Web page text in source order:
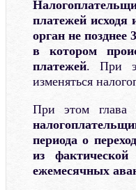
платежей исходя
орган не позднее
в котором
платежей. При
изменяться
При этом
периода о
из
ежемесячных